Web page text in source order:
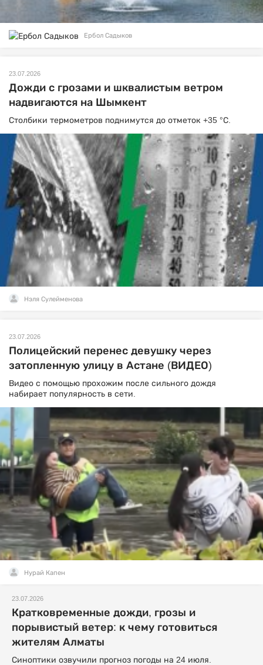
Ербол Садыков
23.07.2026
Дожди с грозами и шквалистым ветром
надвигаются на Шымкент
Столбики термометров поднимутся до отметок +35 °С.
Нэля Сулейменова
23.07.2026
Полицейский перенес девушку через
затопленную улицу в Астане (ВИДЕО)
Видео с помощью прохожим после сильного дождя
набирает популярность в сети.
Нурай Капен
23.07.2026
Кратковременные дожди, грозы и
порывистый ветер: к чему готовиться
жителям Алматы
Синоптики озвучили прогноз погоды на 24 июля.